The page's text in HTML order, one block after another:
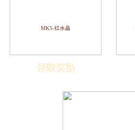
MK5-红水晶
领取奖励